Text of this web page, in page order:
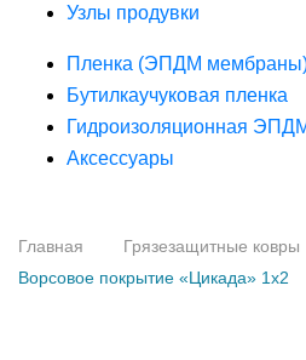
Узлы продувки
Пленка (ЭПДМ
Бутилкаучуковая пленка
Гидроизоляционная
Аксессуары
Главная
Грязезащитные ковры
Ворсовое покрытие «Цикада» 1х2